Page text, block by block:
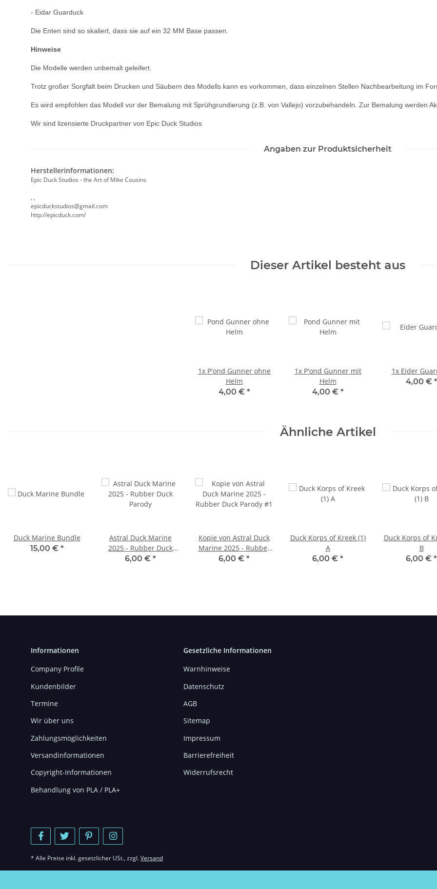
- Eidar Guarduck
Die Enten sind so skaliert, dass sie auf ein 32 MM Base passen.
Hinweise
Die Modelle werden unbemalt geleifert.
Trotz großer Sorgfalt beim Drucken und Säubern des Modells kann es vorkommen, dass einzelnen Stellen Nachbearbeitung im
Es wird empfohlen das Modell vor der Bemalung mit Sprühgrundierung (z.B. von Vallejo) vorzubehandeln. Zur Bemalung werden
Wir sind lizensierte Druckpartner von Epic Duck Studios
Angaben zur Produktsicherheit
Herstellerinformationen:
Epic Duck Studios - the Art of Mike Cousins
, ,
epicduckstudios@gmail.com
http://epicduck.com/
Dieser Artikel besteht aus
1x P'ond Gunner ohne
Helm
4,00 € *
1x P'ond Gunner mit
Helm
4,00 € *
1x Eider
4,00 € *
Ähnliche Artikel
Duck Marine Bundle
15,00 € *
Astral Duck Marine
2025 - Rubber Duck
Parody
6,00 € *
Kopie von Astral Duck
Marine 2025 - Rubber
Duck Parody #1
6,00 € *
Duck Korps of Kreek (1)
A
6,00 € *
Duck Korps of
B
6,00 € *
Informationen
Company Profile
Kundenbilder
Termine
Wir über uns
Zahlungsmöglichkeiten
Versandinformationen
Copyright-Informationen
Behandlung von PLA / PLA+
Gesetzliche Informationen
Warnhinweise
Datenschutz
AGB
Sitemap
Impressum
Barrierefreiheit
Widerrufsrecht
* Alle Preise inkl. gesetzlicher USt., zzgl.Versand